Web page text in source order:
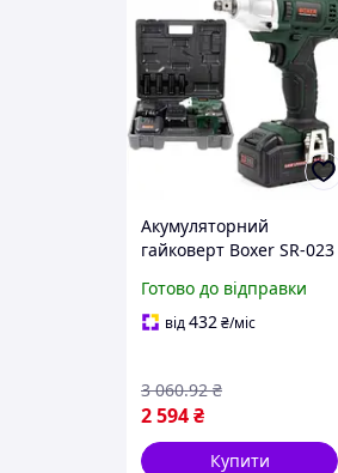
Акумуляторний
гайковерт Boxer SR-023
автосервісу та
будівництва
Готово до відправки
від432₴/міс
2 594₴
3 060.92 ₴
Купити